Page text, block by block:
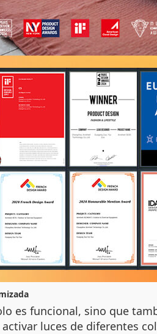
es funcional, sino que
luces de diferentes